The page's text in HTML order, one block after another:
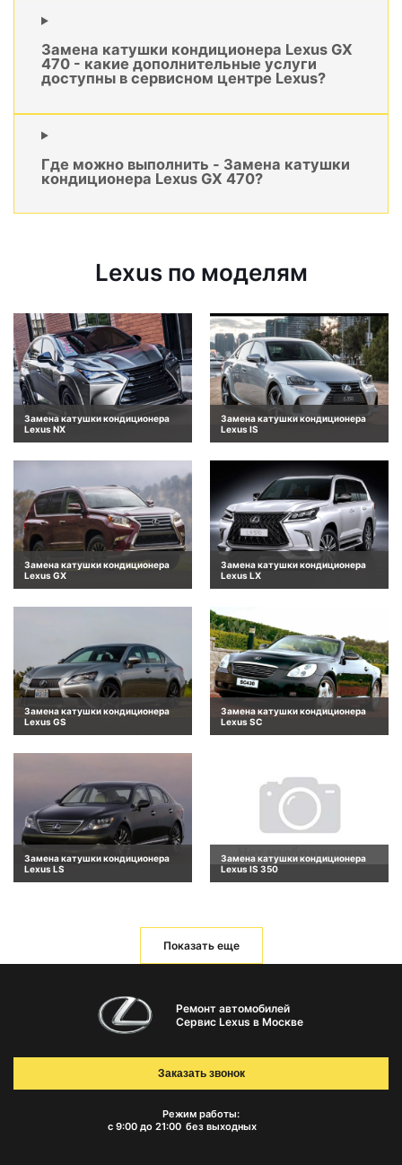
Замена катушки кондиционера Lexus GX
470 - какие дополнительные услуги
доступны в сервисном центре Lexus?
Где можно выполнить - Замена катушки
кондиционера Lexus GX 470?
Lexus по моделям
Замена катушки кондиционера
Lexus NX
Замена катушки кондиционера
Lexus IS
Замена катушки кондиционера
Lexus GX
Замена катушки кондиционера
Lexus LX
Замена катушки кондиционера
Lexus GS
Замена катушки кондиционера
Lexus SC
Замена катушки кондиционера
Lexus LS
Замена катушки кондиционера
Lexus IS 350
Показать еще
Ремонт автомобилей
Сервис Lexus в Москве
Режим работы:
с 9:00 до 21:00 без выходных
Заказать звонок